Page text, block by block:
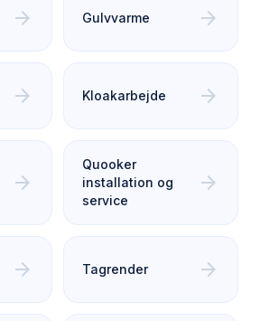
arrow_forward Gulvvarme arrow_forward
arrow_forward Kloakarbejde arrow_forward
arrow_forward
Quooker
installation og
service
arrow_forward
arrow_forward Tagrender arrow_forward